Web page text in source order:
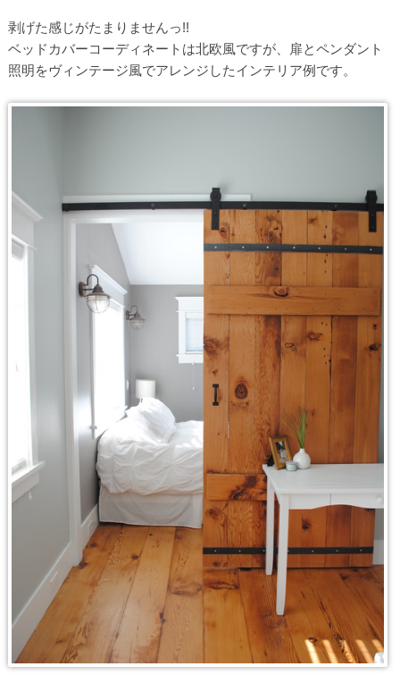
剥げた感じがたまりませんっ!!
ベッドカバーコーディネートは北欧風ですが、扉とペンダント
照明をヴィンテージ風でアレンジしたインテリア例です。